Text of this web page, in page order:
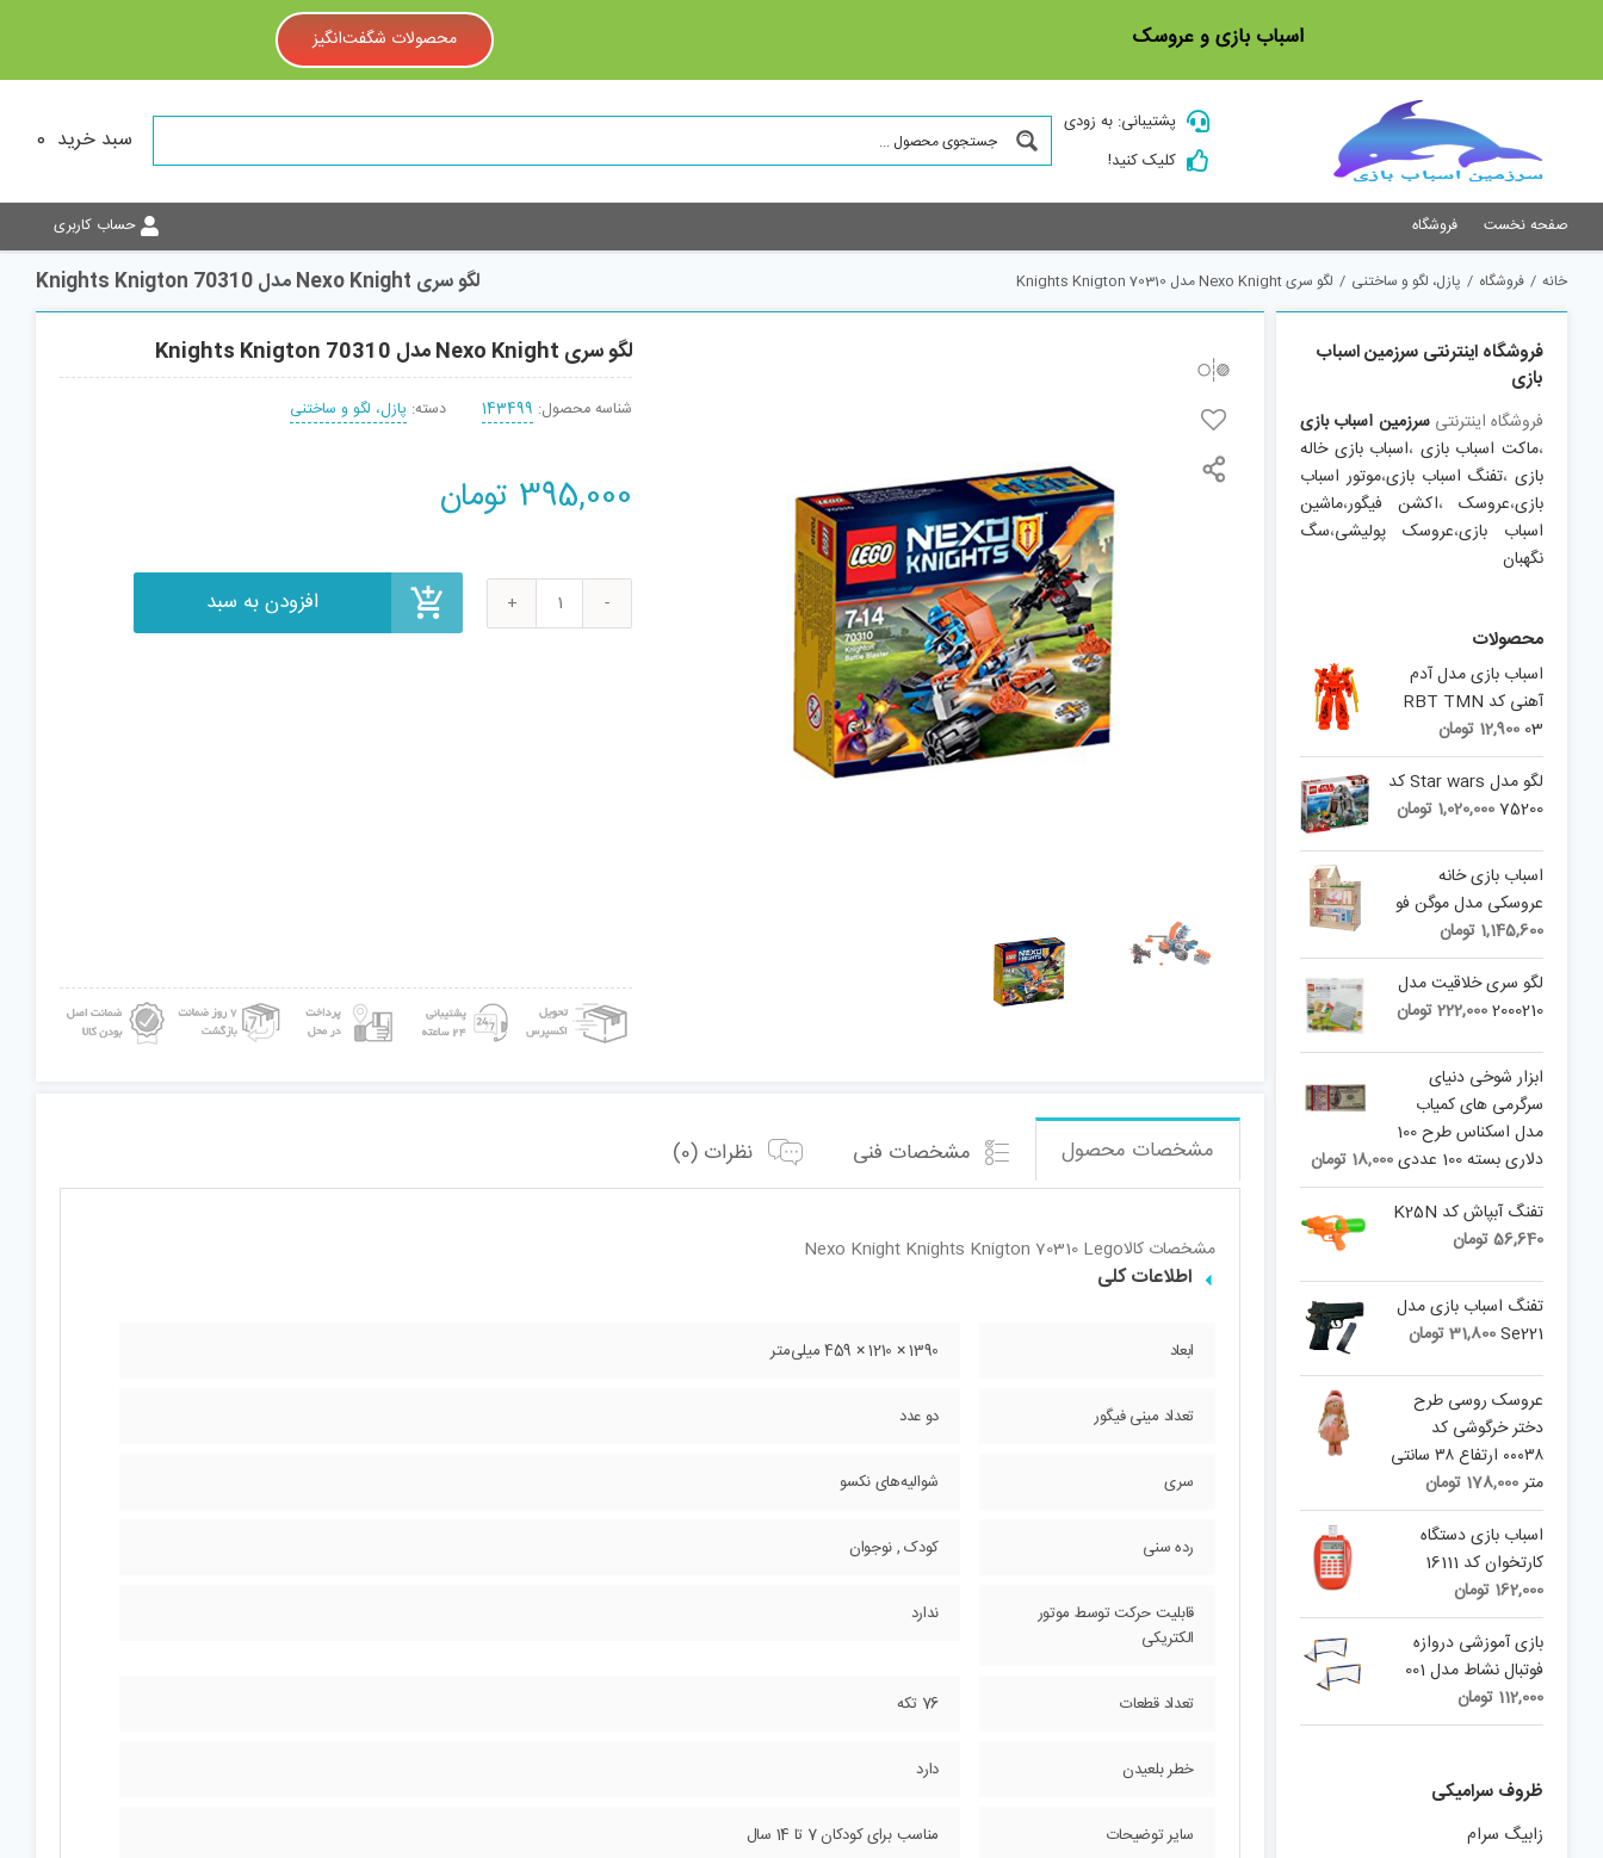
اسباب بازی و عروسک محصولات شگفت‌انگیز
پشتیبانی: به زودی
کلیک کنید!
سبد خرید 0
صفحه نخست فروشگاه حساب کاربری
لگو سری Nexo Knight مدل 70310 Knights Knigton خانه / فروشگاه / پازل، لگو و ساختنی / لگو سری Nexo Knight مدل 70310 Knights Knigton
لگو سری Nexo Knight مدل 70310 Knights Knigton
شناسه محصول: 143499 دسته: پازل، لگو و ساختنی
395,000 تومان
لگو
مشخصات محصول مشخصات فنی نظرات (0)
مشخصات کالاNexo Knight Knights Knigton 70310 Lego
اطلاعات کلی
ابعاد 1390 × 1210 × 459 میلی‌متر
تعداد مینی فیگور دو عدد
سری شوالیه‌های نکسو
رده سنی کودک , نوجوان
قابلیت حرکت توسط موتور
الکتریکی
ندارد
تعداد قطعات 76 تکه
خطر بلعیدن دارد
سایر توضیحات مناسب برای کودکان 7 تا 14 سال
فروشگاه اینترنتی سرزمین اسباب
بازی
فروشگاه اینترنتیسرزمین اسباب بازی
،ماکت اسباب بازی ،اسباب بازی خاله
بازی،تفنگ اسباب بازی،موتور اسباب
بازی،عروسک،اکشن فیگور،ماشین
اسباب بازی،عروسک پولیشی،سگ
نگهبان
محصولات
اسباب بازی مدل آدم
آهنی کد RBT TMN
03
12,900 تومان
لگو مدل Star wars کد
75200
1,020,000 تومان
اسباب بازی خانه
عروسکی مدل موگن فو
1,145,600 تومان
لگو سری خلاقیت مدل
2000210
222,000تومان
ابزار شوخی دنیای
سرگرمی های کمیاب
مدل اسکناس طرح 100
دلاری بسته 100 عددی
18,000 تومان
تفنگ آبپاش کد K25N
56,640تومان
تفنگ اسباب بازی مدل
Se221
31,800تومان
عروسک روسی طرح
دختر خرگوشی کد
۰۰۰۳۸ ارتفاع ۳۸ سانتی
متر178,000 تومان
اسباب بازی دستگاه
کارتخوان کد 16111
162,000 تومان
بازی آموزشی دروازه
فوتبال نشاط مدل 001
112,000 تومان
ظروف سرامیکی
زابیگ سرام